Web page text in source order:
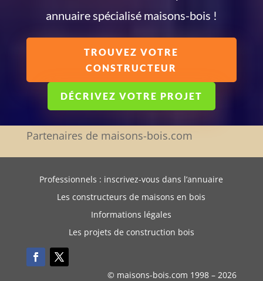
annuaire spécialisé maisons-bois !
TROUVEZ VOTRE
CONSTRUCTEUR
DÉCRIVEZ VOTRE PROJET
Partenaires de maisons-bois.com
Professionnels : inscrivez-vous dans l’annuaire
Les constructeurs de maisons en bois
Informations légales
Les projets de construction bois
© maisons-bois.com 1998 – 2026